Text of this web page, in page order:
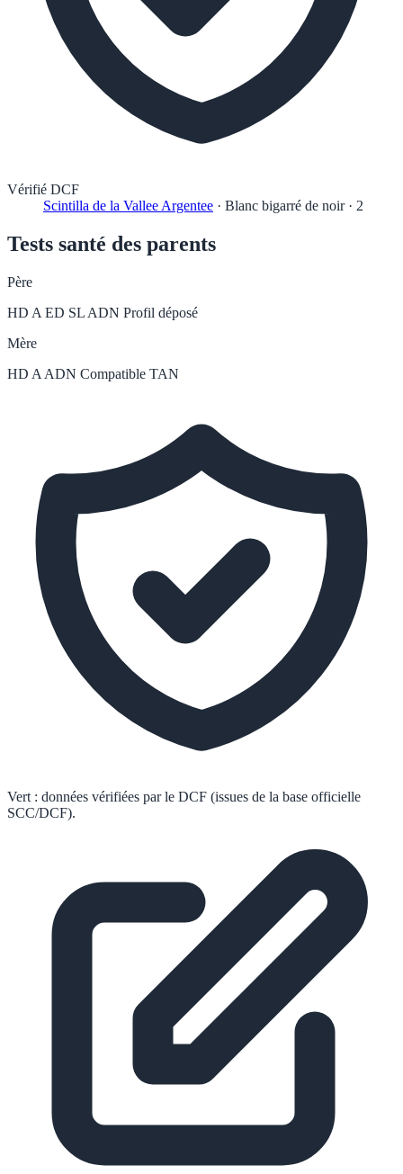
Vérifié DCF
Scintilla de la Vallee Argentee · Blanc bigarré de noir· 2
Tests santé des parents
Père
HD A ED SL ADN Profil déposé
Mère
HD A ADN Compatible TAN
Vert : données vérifiées par le DCF (issues de la base officielle
SCC/DCF).